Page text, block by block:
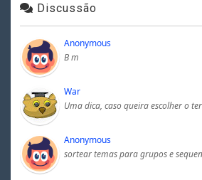
Discussão
Anonymous
B m
War
Uma dica, caso queira escolher o
Anonymous
sortear temas para grupos e